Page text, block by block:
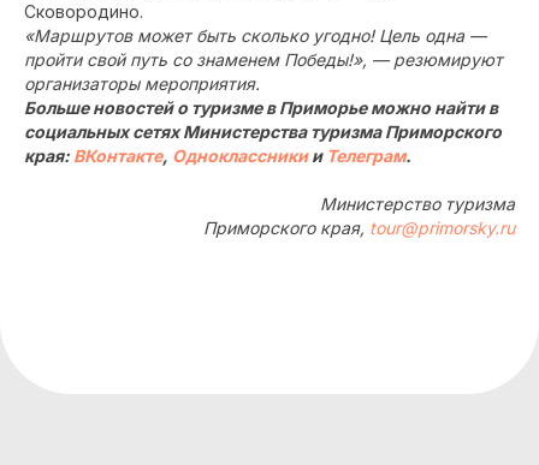
Сковородино.
«Маршрутов может быть сколько угодно! Цель одна —
пройти свой путь со знаменем Победы!», — резюмируют
организаторы мероприятия.
Больше новостей о туризме в Приморье можно найти в
социальных сетях Министерства туризма Приморского
края: ВКонтакте, Одноклассникии Телеграм.
Министерство туризма
Приморского края, tour@primorsky.ru